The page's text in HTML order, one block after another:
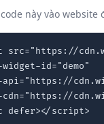
này vào
src="https://
defer></script>